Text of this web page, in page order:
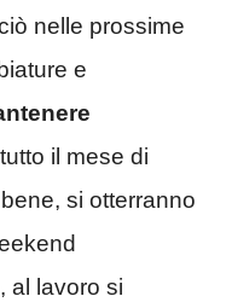
nelle prossime
e
il mese di
si otterranno
al lavoro si